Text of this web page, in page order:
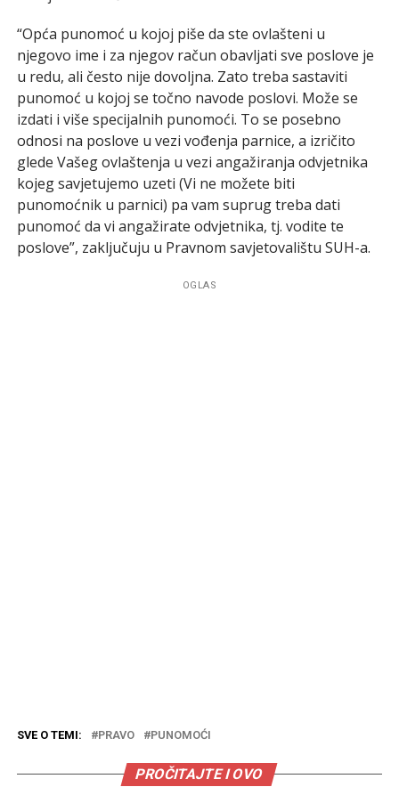
“Opća punomoć u kojoj piše da ste ovlašteni u
njegovo ime i za njegov račun obavljati sve poslove je
u redu, ali često nije dovoljna. Zato treba sastaviti
punomoć u kojoj se točno navode poslovi. Može se
izdati i više specijalnih punomoći. To se posebno
odnosi na poslove u vezi vođenja parnice, a izričito
glede Vašeg ovlaštenja u vezi angažiranja odvjetnika
kojeg savjetujemo uzeti (Vi ne možete biti
punomoćnik u parnici) pa vam suprug treba dati
punomoć da vi angažirate odvjetnika, tj. vodite te
poslove”, zaključuju u Pravnom savjetovalištu SUH-a.
OGLAS
SVE O TEMI: PRAVO PUNOMOĆI
PROČITAJTE I OVO